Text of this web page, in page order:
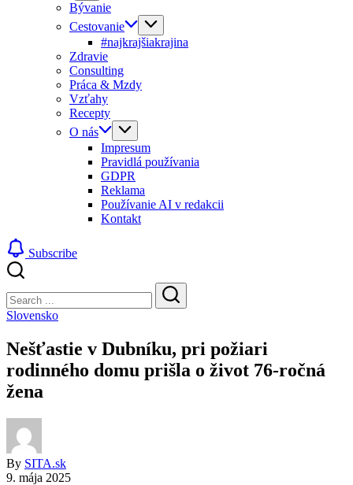
Bývanie
Cestovanie
#najkrajšiakrajina
Zdravie
Consulting
Práca & Mzdy
Vzťahy
Recepty
O nás
Impresum
Pravidlá používania
GDPR
Reklama
Používanie AI v redakcii
Kontakt
Subscribe
Search
Search
Slovensko
Nešťastie v Dubníku, pri požiari
rodinného domu prišla o život 76-ročná
žena
By SITA.sk
9. mája 2025